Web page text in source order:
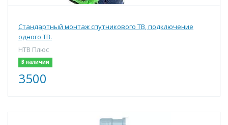
Стандартный монтаж спутникового ТВ, подключение
одного ТВ.
НТВ Плюс
В наличии
3500